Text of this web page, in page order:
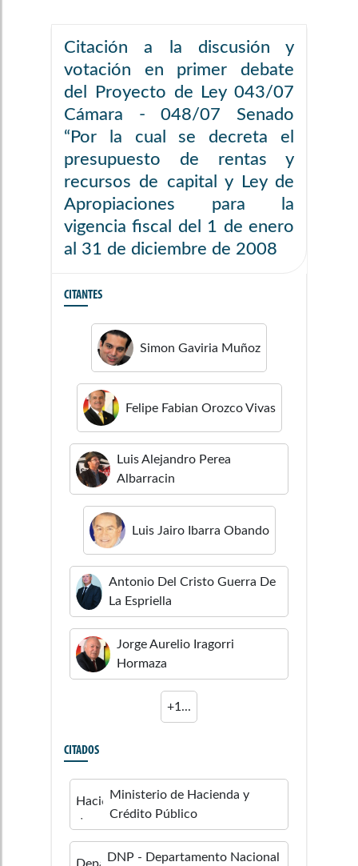
Citación a la discusión y
votación en primer debate
del Proyecto de Ley 043/07
Cámara - 048/07 Senado
“Por la cual se decreta el
presupuesto de rentas y
recursos de capital y Ley de
Apropiaciones para la
vigencia fiscal del 1 de enero
al 31 de diciembre de 2008
CITANTES
Simon Gaviria Muñoz
Felipe Fabian Orozco Vivas
Luis Alejandro Perea
Albarracin
Luis Jairo Ibarra Obando
Antonio Del Cristo Guerra De
La Espriella
Jorge Aurelio Iragorri
Hormaza
+1 ...
CITADOS
Ministerio de Hacienda y
Crédito Público
DNP - Departamento Nacional